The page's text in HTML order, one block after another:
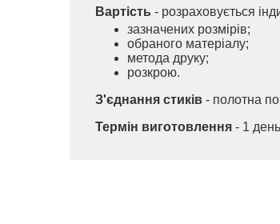
Вартість - розраховується
зазначених розмірів;
обраного матеріалу;
метода друку;
розкрою.
З'єднання стиків - полотна
Термін виготовлення - 1